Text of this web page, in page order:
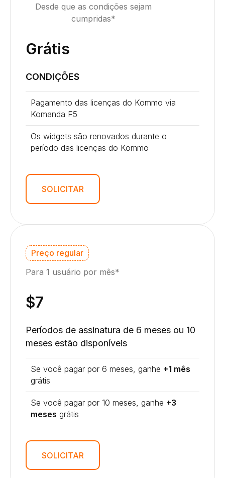
Desde que as condições sejam
cumpridas*
Grátis
CONDIÇÕES
Pagamento das licenças do Kommo via
Komanda F5
Os widgets são renovados durante o
período das licenças do Kommo
SOLICITAR
Preço regular
Para 1 usuário por mês*
$7
Períodos de assinatura de 6 meses ou 10
meses estão disponíveis
Se você pagar por 6 meses, ganhe +1 mês
grátis
Se você pagar por 10 meses, ganhe +3
meses grátis
SOLICITAR